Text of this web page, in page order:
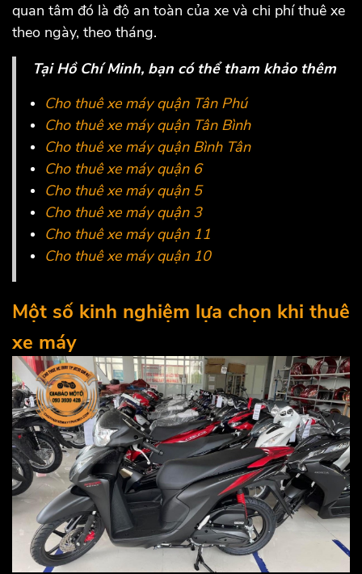
quan tâm đó là độ an toàn của xe và chi phí thuê xe
theo ngày, theo tháng.
Tại Hồ Chí Minh, bạn có thể tham khảo thêm
Cho thuê xe máy quận Tân Phú
Cho thuê xe máy quận Tân Bình
Cho thuê xe máy quận Bình Tân
Cho thuê xe máy quận 6
Cho thuê xe máy quận 5
Cho thuê xe máy quận 3
Cho thuê xe máy quận 11
Cho thuê xe máy quận 10
Một số kinh nghiệm lựa chọn khi thuê
xe máy